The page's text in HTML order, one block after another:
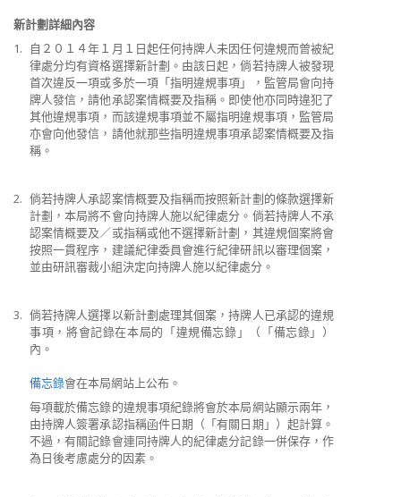
新計劃詳細內容
1.
自２０１４年１月１日起任何持牌人未因任何違規而曾被紀
律處分均有資格選擇新計劃。由該日起，倘若持牌人被發現
首次違反一項或多於一項「指明違規事項」，監管局會向持
牌人發信，請他承認案情概要及指稱。即使他亦同時違犯了
其他違規事項，而該違規事項並不屬指明違規事項，監管局
亦會向他發信，請他就那些指明違規事項承認案情概要及指
稱。
2. 倘若持牌人承認案情概要及指稱而按照新計劃的條款選擇新
計劃，本局將不會向持牌人施以紀律處分。倘若持牌人不承
認案情概要及／或指稱或他不選擇新計劃，其違規個案將會
按照一貫程序，建議紀律委員會進行紀律研訊以審理個案，
並由研訊審裁小組決定向持牌人施以紀律處分。
3. 倘若持牌人選擇以新計劃處理其個案，持牌人已承認的違規
事項，將會記錄在本局的「違規備忘錄」（「備忘錄」）
內。
備忘錄會在本局網站上公布。
每項載於備忘錄的違規事項紀錄將會於本局網站顯示兩年，
由持牌人簽署承認指稱函件日期（「有關日期」）起計算。
不過，有關記錄會連同持牌人的紀律處分記錄一併保存，作
為日後考慮處分的因素。